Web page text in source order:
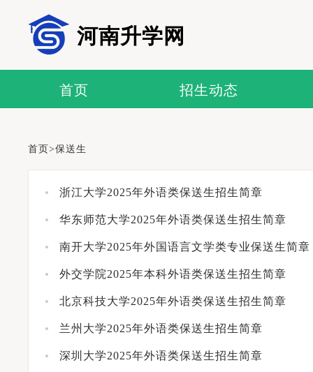
河南升学网
首页 招生动态
首页>保送生
浙江大学2025年外语类保送生招生简章
华东师范大学2025年外语类保送生招生简章
南开大学2025年外国语言文学类专业保送生简章
外交学院2025年本科外语类保送生招生简章
北京科技大学2025年外语类保送生招生简章
兰州大学2025年外语类保送生招生简章
深圳大学2025年外语类保送生招生简章